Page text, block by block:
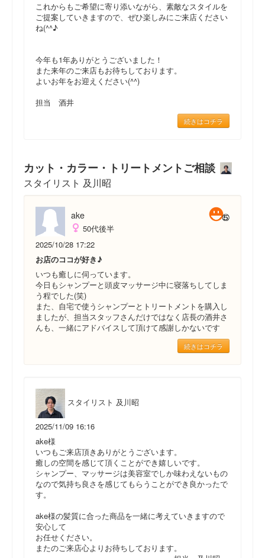
これからもご希望に寄り添いながら、素敵なスタイルを
ご提案していきますので、ぜひ楽しみにご来店ください
ね(^^♪
今年も1年ありがとうございました！
また来年のご来店もお待ちしております。
よいお年をお迎えください(^^)
担当 酒井
続きはコチラ
カット・カラー・トリートメントご相談
スタイリスト 及川昭
ake
50代後半
2025/10/28 17:22
お店のココが好き♪
いつも癒しに伺っています。
今日もシャンプーと頭皮マッサージ中に寝落ちしてしま
う程でした(笑)
また、自宅で使うシャンプーとトリートメントを購入し
ましたが、担当スタッフさんだけではなく店長の酒井さ
んも、一緒にアドバイスして頂けて感謝しかないです
続きはコチラ
スタイリスト 及川昭
2025/11/09 16:16
ake様
いつもご来店頂きありがとうございます。
癒しの空間を感じて頂くことができ嬉しいです。
シャンプー、マッサージは美容室でしか味わえないもの
なので気持ち良さを感じてもらうことができ良かったで
す。
ake様の髪質に合った商品を一緒に考えていきますので
安心して
お任せください。
またのご来店心よりお待ちしております。